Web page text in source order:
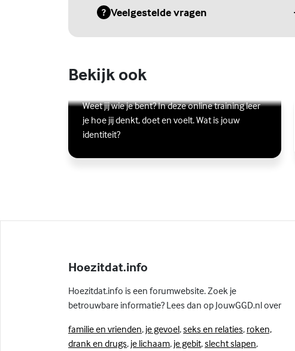
Veelgestelde vragen
(Externe link)
Bekijk ook
Online zelfhulptraining - Wie ben
Weet jij wie je bent? In deze online training leer
je hoe jij denkt, doet en voelt. Wat is jouw
identiteit?
Lees meer over Online zelfhulptraining - Wie ben ik?
(Externe link)
Hoezitdat.info
Hoezitdat.info is een forumwebsite. Zoek je
betrouwbare informatie? Lees dan op JouwGGD.nl over
familie en vrienden, je gevoel,seks en relaties, roken,
drank en drugs, je lichaam, je gebit,slecht slapen,